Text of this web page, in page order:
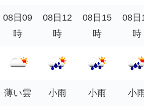
08日09
時
08日12
時
08日15
時
08日
時
薄い雲
小雨 小雨 小